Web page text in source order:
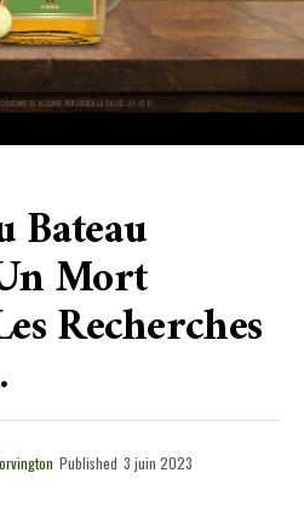
Bateau
Mort
Recherches
Published 3 juin 2023